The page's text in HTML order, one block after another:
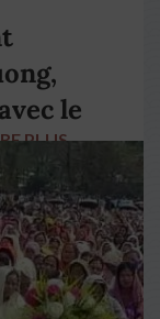
le
PLUS →